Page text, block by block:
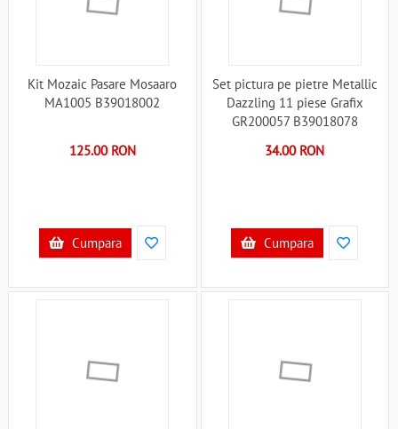
Kit Mozaic Pasare Mosaaro
MA1005 B39018002
125.00 RON
Cumpara
Set pictura pe pietre Metallic
Dazzling 11 piese Grafix
GR200057 B39018078
34.00 RON
Cumpara